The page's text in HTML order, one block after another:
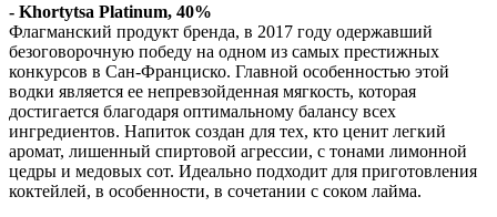
- Khortytsa Platinum, 40%
Флагманский продукт бренда, в 2017 году одержавший
безоговорочную победу на одном из самых престижных
конкурсов в Сан-Франциско. Главной особенностью этой
водки является ее непревзойденная мягкость, которая
достигается благодаря оптимальному балансу всех
ингредиентов. Напиток создан для тех, кто ценит легкий
аромат, лишенный спиртовой агрессии, с тонами лимонной
цедры и медовых сот. Идеально подходит для приготовления
коктейлей, в особенности, в сочетании с соком лайма.